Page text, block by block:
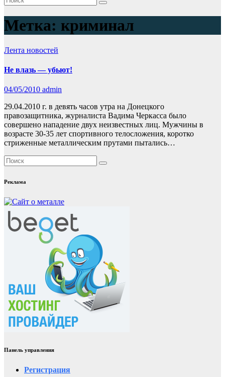
Метка: криминал
Лента новостей
Не влазь — убьют!
04/05/2010 admin
29.04.2010 г. в девять часов утра на Донецкого
правозащитника, журналиста Вадима Черкасса было
совершено нападение двух неизвестных лиц. Мужчины в
возрасте 30-35 лет спортивного телосложения, коротко
стриженные металлическим прутами пытались…
Реклама
Панель управления
Регистрация